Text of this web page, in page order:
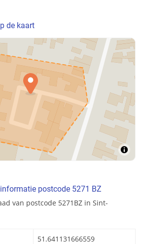
de kaart
postcode 5271 BZ
van postcode 5271BZ in Sint-
51.641131666559